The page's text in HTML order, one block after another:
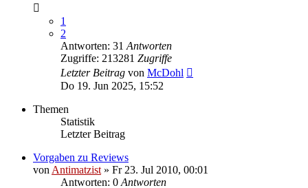
1
2
Antworten: 31 Antworten
Zugriffe: 213281 Zugriffe
Letzter Beitrag von McDohl
Do 19. Jun 2025, 15:52
Themen
Statistik
Letzter Beitrag
Vorgaben zu Reviews
von Antimatzist » Fr 23. Jul 2010, 00:01
Antworten: 0 Antworten